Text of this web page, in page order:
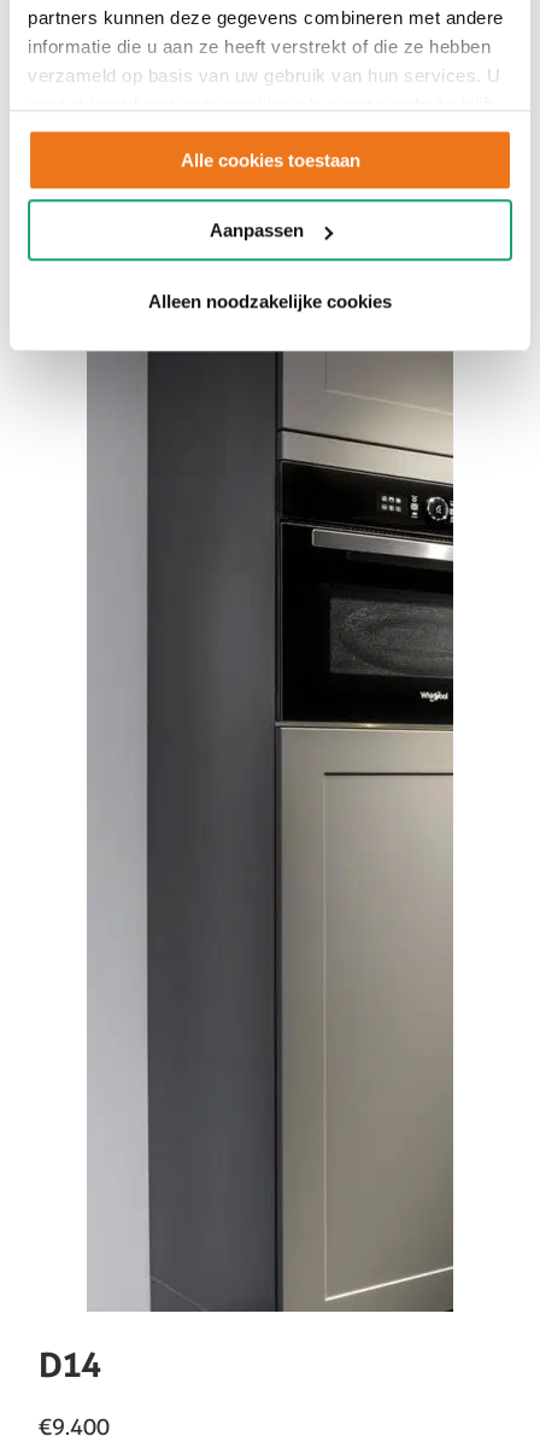
partners kunnen deze gegevens combineren met andere
informatie die u aan ze heeft verstrekt of die ze hebben
verzameld op basis van uw gebruik van hun services. U
gebruiken.
Alle cookies toestaan
Aanpassen
Alleen noodzakelijke cookies
Keuken D14
D14
€9.400